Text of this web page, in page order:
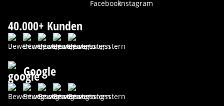
40.000+ Kunden
Google